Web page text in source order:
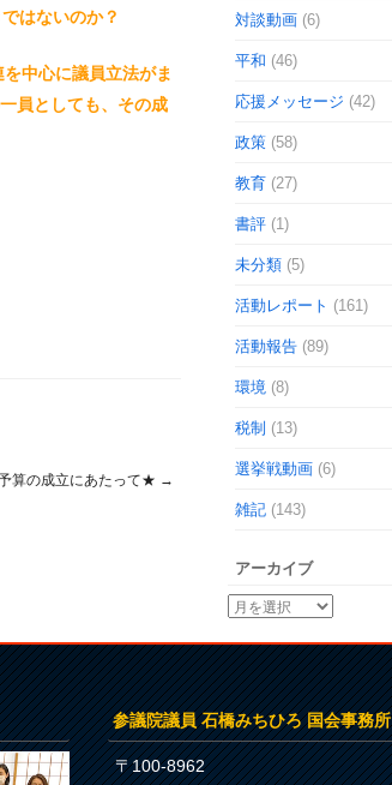
はないのか？
中心に議員立法がま
員としても、その成
算の成立にあたって★ →
対談動画 (6)
平和 (46)
応援メッセージ (42)
政策 (58)
教育 (27)
書評 (1)
未分類 (5)
活動レポート (161)
活動報告 (89)
環境 (8)
税制 (13)
選挙戦動画 (6)
雑記 (143)
アーカイブ
参議院議員 石橋みちひろ 国会事務所
〒100-8962